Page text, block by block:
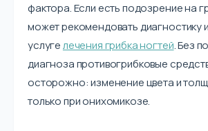
фактора. Если есть подозрение на
может рекомендовать диагностику
услугелечения грибка ногтей. Без
диагноза противогрибковые
осторожно: изменение цвета и
только при онихомикозе.